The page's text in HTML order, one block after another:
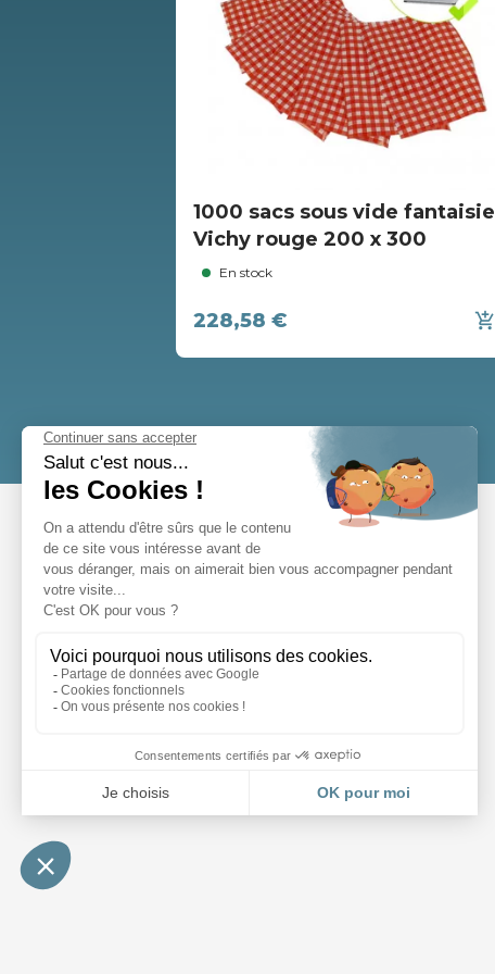
1000 sacs sous vide fantaisie
Vichy rouge 200 x 300
En stock
228,58 € add_shopping_cart